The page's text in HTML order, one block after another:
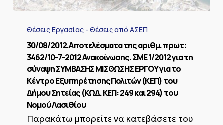
αριθμ.
πρωτ:
3462/10-
2012
Ανακοίνωσης.
ΣΜΕ
1/2012
Θέσεις Εργασίας - Θέσεις από ΑΣΕΠ
30/08/2012.Αποτελέσματα της αριθμ. πρωτ:
3462/10-7-2012 Ανακοίνωσης. ΣΜΕ 1/2012 για τη
σύναψη ΣΥΜΒΑΣΗΣ ΜΙΣΘΩΣΗΣ ΕΡΓΟΥ για το
Κέντρο Εξυπηρέτησης Πολιτών (ΚΕΠ) του
Δήμου Σητείας (ΚΩΔ. ΚΕΠ: 249 και 294) του
Νομού Λασιθίου
Παρακάτω μπορείτε να κατεβάσετε του